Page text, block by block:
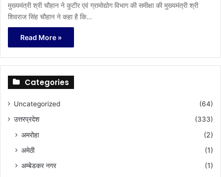
मुख्यमंत्री श्री चौहान ने कुटीर एवं ग्रामोद्योग विभाग की समीक्षा की मुख्यमंत्री श्री
शिवराज सिंह चौहान ने कहा है कि…
Read More »
Categories
Uncategorized
(64)
उत्तरप्रदेश
(333)
अमरोहा
(2)
अमेठी
(1)
अम्बेडकर नगर
(1)